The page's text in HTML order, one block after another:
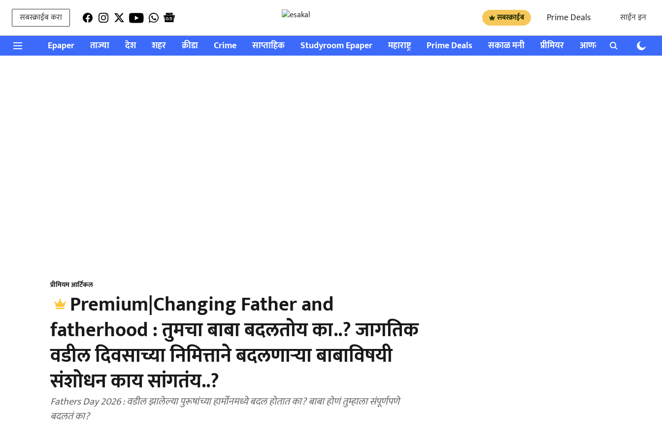
सबस्क्राईब करा सबस्क्राईब Prime Deals साईन इन
Epaper ताज्या देश शहर क्रीडा Crime साप्ताहिक Studyroom Epaper महाराष्ट्र Prime Deals सकाळ मनी प्रीमियर आणखी राशी भविष्य
प्रीमियम आर्टिकल
Premium|Changing Father and
fatherhood : तुमचा बाबा बदलतोय का..? जागतिक
वडील दिवसाच्या निमित्ताने बदलणाऱ्या बाबाविषयी
संशोधन काय सांगतंय..?
Fathers Day 2026 : वडील झालेल्या पुरूषांच्या हार्मोनमध्ये बदल होतात का? बाबा होणं तुम्हाला संपूर्णपणे
बदलतं का?